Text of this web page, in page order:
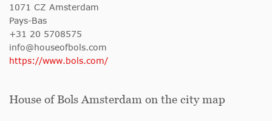
1071 CZ Amsterdam
Pays-Bas
+31 20 5708575
info@houseofbols.com
https://www.bols.com/
House of Bols Amsterdam on the city map